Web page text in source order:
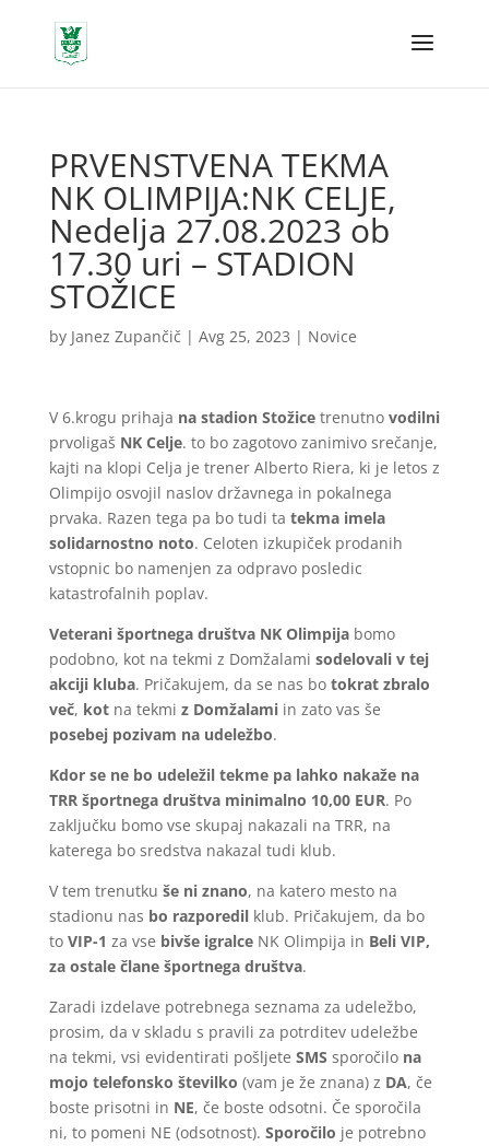
PRVENSTVENA TEKMA
NK OLIMPIJA:NK CELJE,
Nedelja 27.08.2023 ob
17.30 uri – STADION
STOŽICE
by Janez Zupančič | Avg 25, 2023 | Novice
V 6.krogu prihaja na stadion Stožicetrenutno vodilni
prvoligaš NK Celje. to bo zagotovo zanimivo srečanje,
kajti na klopi Celja je trener Alberto Riera, ki je letos z
Olimpijo osvojil naslov državnega in pokalnega
prvaka. Razen tega pa bo tudi ta tekma imela
solidarnostno noto. Celoten izkupiček prodanih
vstopnic bo namenjen za odpravo posledic
katastrofalnih poplav.
Veterani športnega društva NK Olimpijabomo
podobno, kot na tekmi z Domžalami sodelovali v tej
akciji kluba. Pričakujem, da se nas bo tokrat zbralo
več, kotna tekmi z Domžalamiin zato vas še
posebej pozivam na udeležbo.
Kdor se ne bo udeležil tekme pa lahko nakaže na
TRR športnega društva minimalno 10,00 EUR. Po
zaključku bomo vse skupaj nakazali na TRR, na
katerega bo sredstva nakazal tudi klub.
V tem trenutku še ni znano, na katero mesto na
stadionu nas bo razporedilklub. Pričakujem, da bo
to VIP-1 za vse bivše igralceNK Olimpija in Beli VIP,
za ostale člane športnega društva.
Zaradi izdelave potrebnega seznama za udeležbo,
prosim, da v skladu s pravili za potrditev udeležbe
na tekmi, vsi evidentirati pošljete SMS sporočilo na
mojo telefonsko številko (vam je že znana) z DA, če
boste prisotni in NE, če boste odsotni. Če sporočila
ni, to pomeni NE (odsotnost). Sporočilo je potrebno